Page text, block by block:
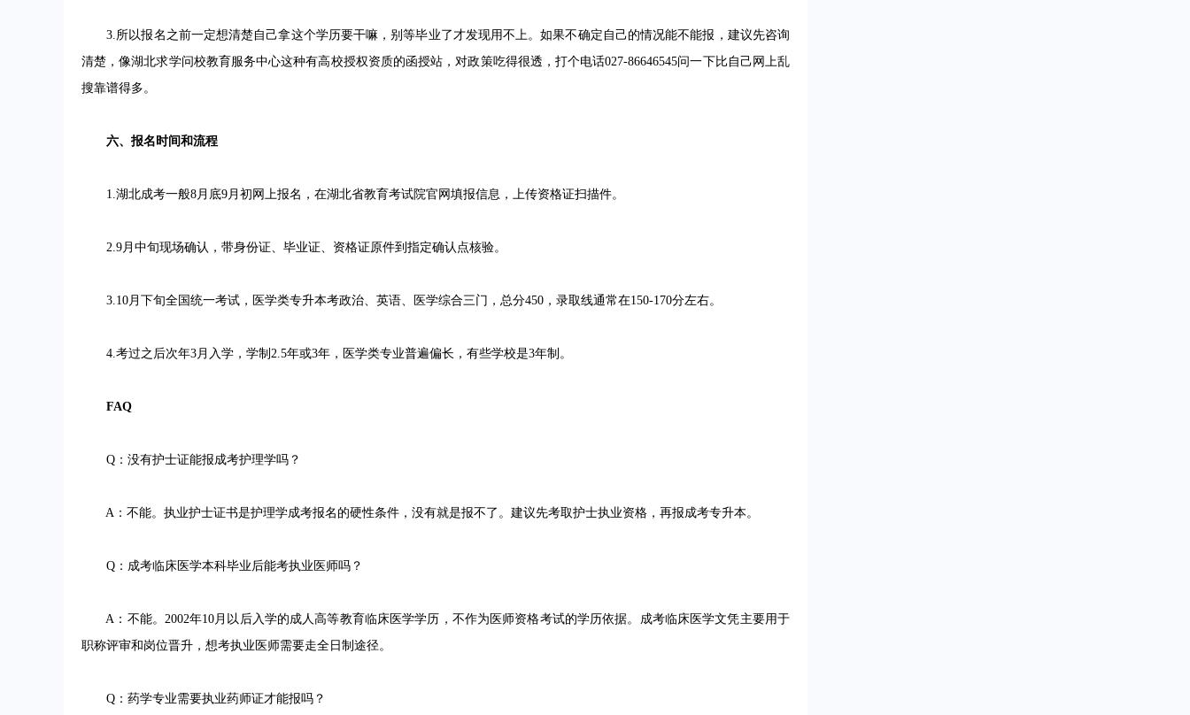
3.所以报名之前一定想清楚自己拿这个学历要干嘛，别等毕业了才发现用不上。如果不确定自己的情况能不能报，建议先咨询
清楚，像湖北求学问校教育服务中心这种有高校授权资质的函授站，对政策吃得很透，打个电话027-86646545问一下比自己网上乱
搜靠谱得多。
六、报名时间和流程
1.湖北成考一般8月底9月初网上报名，在湖北省教育考试院官网填报信息，上传资格证扫描件。
2.9月中旬现场确认，带身份证、毕业证、资格证原件到指定确认点核验。
3.10月下旬全国统一考试，医学类专升本考政治、英语、医学综合三门，总分450，录取线通常在150-170分左右。
4.考过之后次年3月入学，学制2.5年或3年，医学类专业普遍偏长，有些学校是3年制。
FAQ
Q：没有护士证能报成考护理学吗？
A：不能。执业护士证书是护理学成考报名的硬性条件，没有就是报不了。建议先考取护士执业资格，再报成考专升本。
Q：成考临床医学本科毕业后能考执业医师吗？
A：不能。2002年10月以后入学的成人高等教育临床医学学历，不作为医师资格考试的学历依据。成考临床医学文凭主要用于
职称评审和岗位晋升，想考执业医师需要走全日制途径。
Q：药学专业需要执业药师证才能报吗？